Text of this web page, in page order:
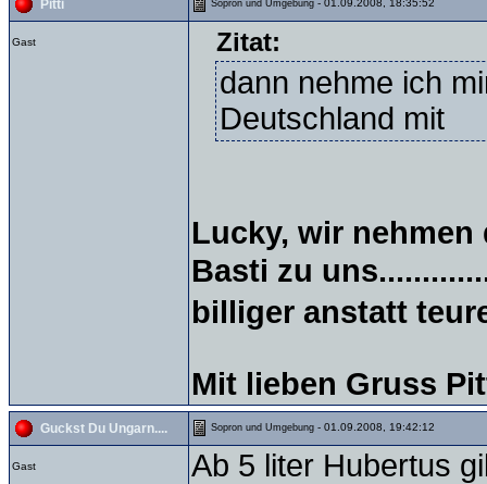
Pitti Sopron und Umgebung - 01.09.2008, 18:35:52
Gast Zitat:
dann nehme ich
Deutschland mit
Lucky, wir
Basti zu
billiger anstatt
Mit lieben Gruss
Guckst Du Ungarn.... Sopron und Umgebung - 01.09.2008, 19:42:12
Gast Ab 5 liter Hubertus